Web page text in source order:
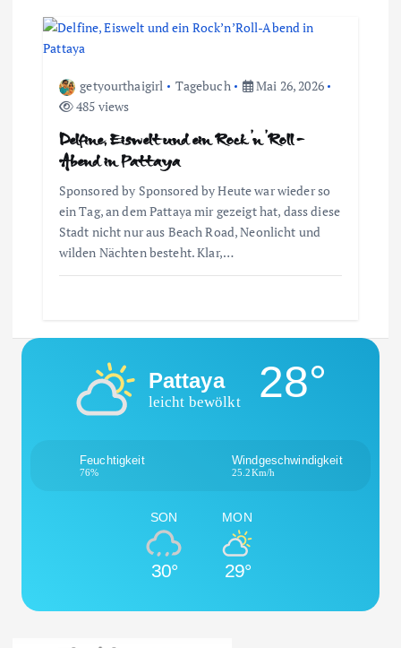
t
getyourthaigirl Tagebuch
Mai 26, 2026
485 views
Delfine, Eiswelt und ein Rock’n’Roll-
Abend in Pattaya
Sponsored by Sponsored by Heute war wieder so
ein Tag, an dem Pattaya mir gezeigt hat, dass diese
Stadt nicht nur aus Beach Road, Neonlicht und
wilden Nächten besteht. Klar,…
Pattaya
leicht bewölkt 28°
Feuchtigkeit
76%
Windgeschwindigkeit
25.2Km/h
SON
30°
MON
29°